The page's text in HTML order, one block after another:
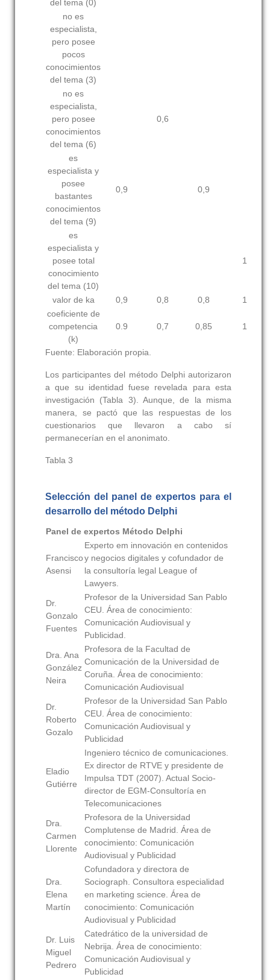
del tema (0)
no es
especialista,
pero posee
pocos
conocimientos
del tema (3)
no es
especialista,
pero posee
conocimientos
del tema (6)
0,6
es
especialista y
posee
bastantes
conocimientos
del tema (9)
0,9 0,9
es
especialista y
posee total
conocimiento
del tema (10)
1
valor de ka 0,9 0,8 0,8
1
coeficiente de
competencia
(k)
0.9 0,7 0,85 1
Fuente: Elaboración propia.
Los participantes del método Delphi autorizaron
a que su identidad fuese revelada para esta
investigación (Tabla 3). Aunque, de la misma
manera, se pactó que las respuestas de los
cuestionarios que llevaron a cabo sí
permanecerían en el anonimato.
Tabla 3
Selección del panel de expertos para el
desarrollo del método Delphi
Panel de expertos Método Delphi
Francisco
Asensi
Experto em innovación en contenidos
y negocios digitales y cofundador de
la consultoría legal League of
Lawyers.
Dr.
Gonzalo
Fuentes
Profesor de la Universidad San Pablo
CEU. Área de conocimiento:
Comunicación Audiovisual y
Publicidad.
Dra. Ana
González
Neira
Profesora de la Facultad de
Comunicación de la Universidad de
Coruña. Área de conocimiento:
Comunicación Audiovisual
Dr.
Roberto
Gozalo
Profesor de la Universidad San Pablo
CEU. Área de conocimiento:
Comunicación Audiovisual y
Publicidad
Eladio
Gutiérre
Ingeniero técnico de comunicaciones.
Ex director de RTVE y presidente de
Impulsa TDT (2007). Actual Socio-
director de EGM-Consultoría en
Telecomunicaciones
Dra.
Carmen
Llorente
Profesora de la Universidad
Complutense de Madrid. Área de
conocimiento: Comunicación
Audiovisual y Publicidad
Dra.
Elena
Martín
Cofundadora y directora de
Sociograph. Consultora especialidad
en marketing science. Área de
conocimiento: Comunicación
Audiovisual y Publicidad
Dr. Luis
Miguel
Pedrero
Catedrático de la universidad de
Nebrija. Área de conocimiento:
Comunicación Audiovisual y
Publicidad